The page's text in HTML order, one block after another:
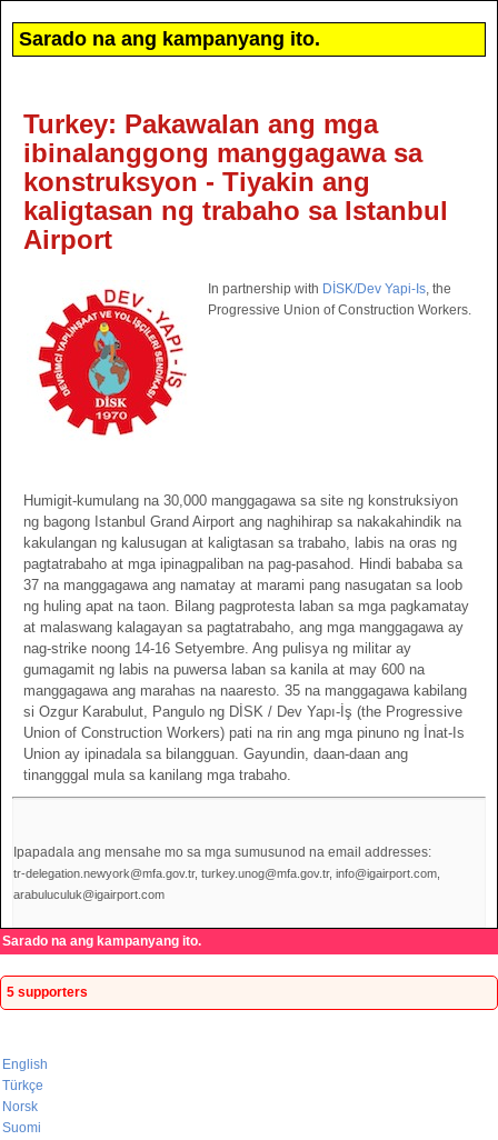
Sarado na ang kampanyang ito.
Turkey: Pakawalan ang mga
ibinalanggong manggagawa sa
konstruksyon - Tiyakin ang
kaligtasan ng trabaho sa Istanbul
Airport
In partnership with DİSK/Dev Yapi-Is, the
Progressive Union of Construction Workers.
Humigit-kumulang na 30,000 manggagawa sa site ng konstruksiyon
ng bagong Istanbul Grand Airport ang naghihirap sa nakakahindik na
kakulangan ng kalusugan at kaligtasan sa trabaho, labis na oras ng
pagtatrabaho at mga ipinagpaliban na pag-pasahod. Hindi bababa sa
37 na manggagawa ang namatay at marami pang nasugatan sa loob
ng huling apat na taon. Bilang pagprotesta laban sa mga pagkamatay
at malaswang kalagayan sa pagtatrabaho, ang mga manggagawa ay
nag-strike noong 14-16 Setyembre. Ang pulisya ng militar ay
gumagamit ng labis na puwersa laban sa kanila at may 600 na
manggagawa ang marahas na naaresto. 35 na manggagawa kabilang
si Ozgur Karabulut, Pangulo ng DİSK / Dev Yapı-İş (the Progressive
Union of Construction Workers) pati na rin ang mga pinuno ng İnat-Is
Union ay ipinadala sa bilangguan. Gayundin, daan-daan ang
tinangggal mula sa kanilang mga trabaho.
Ipapadala ang mensahe mo sa mga sumusunod na email addresses:
tr-delegation.newyork@mfa.gov.tr, turkey.unog@mfa.gov.tr, info@igairport.com,
arabuluculuk@igairport.com
Sarado na ang kampanyang ito.
5 supporters
English
Türkçe
Norsk
Suomi